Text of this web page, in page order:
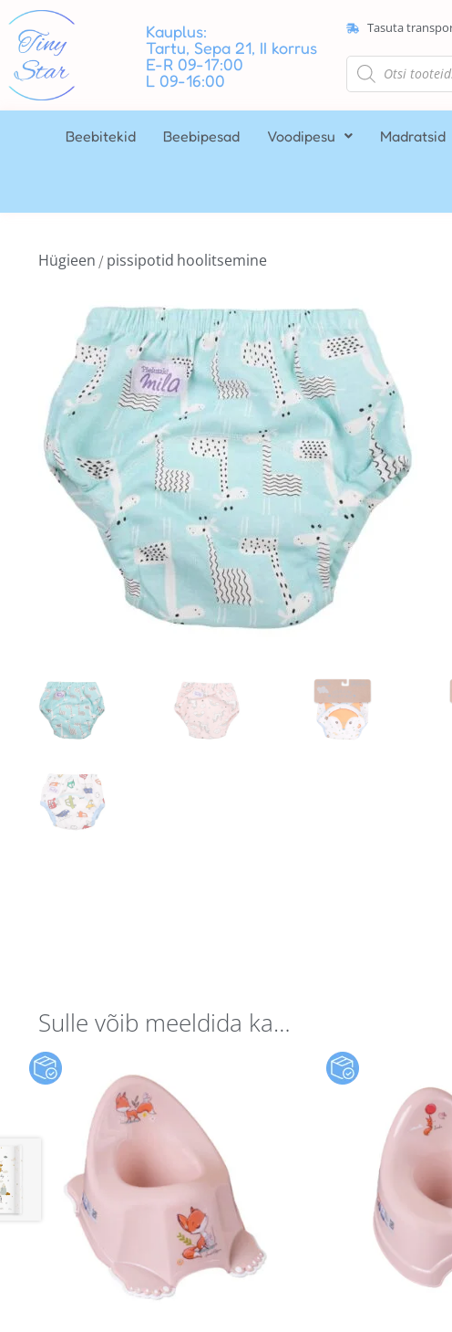
Kauplus:
Tartu, Sepa 21, II korrus
E-R 09-17:00
L 09-16:00
Tasuta
Beebitekid Beebipesad Voodipesu Madratsid
Hügieen / pissipotid hoolitsemine
Sulle võib meeldida ka…